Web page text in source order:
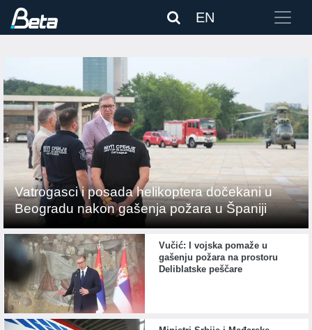
EN
Vatrogasci i posada helikoptera dočekani u
Beogradu nakon gašenja požara u Španiji
Vučić: I vojska pomaže u
gašenju požara na prostoru
Deliblatske peščare